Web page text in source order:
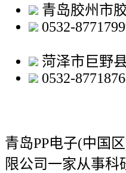
青岛胶州市
0532-
菏泽市巨野
0532-
青岛PP电子(中国
限公司一家从事科